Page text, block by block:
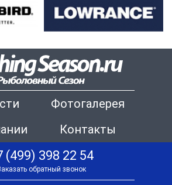
Фотогалерея
Контакты
(499) 398 22 54
обратный звонок